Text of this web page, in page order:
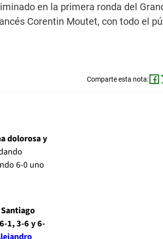
en la primera ronda del
Corentin Moutet, con todo el
Comparte esta nota:
dolorosa y
6-0 uno
1, 3-6 y 6-